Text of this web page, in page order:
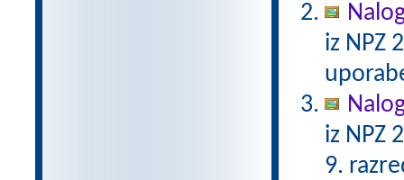
iz NPZ
iz NPZ
9.